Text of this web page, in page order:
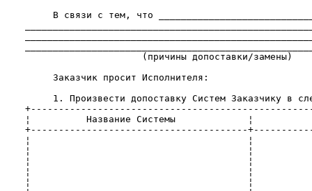
В связи с тем, что
                         (причины допоставки/замены)
         Заказчик просит Исполнителя:
1. Произвести допоставку Систем Заказчику в
¦          Название Системы             ¦
+---------------------------------------
¦                                       ¦
¦                                       ¦
¦                                       ¦
¦                                       ¦
¦                                       ¦